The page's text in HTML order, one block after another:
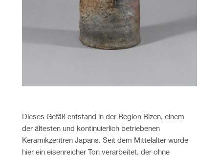
Dieses Gefäß entstand in der Region Bizen, einem
der ältesten und kontinuierlich betriebenen
Keramikzentren Japans. Seit dem Mittelalter wurde
hier ein eisenreicher Ton verarbeitet, der ohne